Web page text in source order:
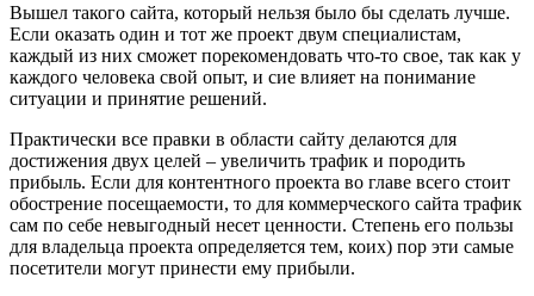
Вышел такого сайта, который нельзя было бы сделать лучше.
Если оказать один и тот же проект двум специалистам,
каждый из них сможет порекомендовать что-то свое, так как у
каждого человека свой опыт, и сие влияет на понимание
ситуации и принятие решений.
Практически все правки в области сайту делаются для
достижения двух целей – увеличить трафик и породить
прибыль. Если для контентного проекта во главе всего стоит
обострение посещаемости, то для коммерческого сайта трафик
сам по себе невыгодный несет ценности. Степень его пользы
для владельца проекта определяется тем, коих) пор эти самые
посетители могут принести ему прибыли.